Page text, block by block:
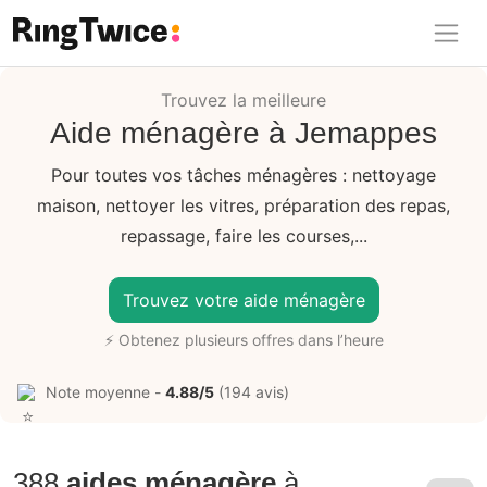
Ring Twice
Trouvez la meilleure
Aide ménagère à Jemappes
Pour toutes vos tâches ménagères : nettoyage
maison, nettoyer les vitres, préparation des repas,
repassage, faire les courses,...
Trouvez votre aide ménagère
⚡ Obtenez plusieurs offres dans l’heure
Note moyenne - 4.88/5 (194 avis)